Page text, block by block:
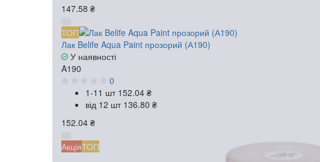
147.58 ₴
ТОП
Лак Belife Aqua Paint прозорий (А190)
У наявності
A190
0
1-11 шт 152.04 ₴
від 12 шт 136.80 ₴
152.04 ₴
АкціяТОП